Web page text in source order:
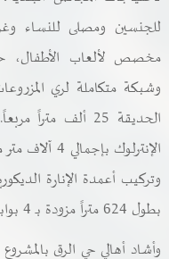
للجنسين ومصلى للنساء
مخصص لألعاب الأطفال،
وشبكة متكاملة لري
الحديقة 25 ألف
الإنترلوك
وتركيب أعمدة الإنارة
بطول 624 متراً مزودة بـ 4 بوابات في الحديقة.
وأشاد أهالي حي الرق